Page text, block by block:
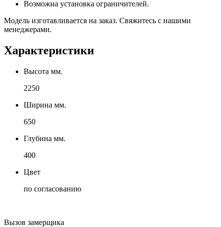
Возможна установка ограничителей.
Модель изготавливается на заказ. Свяжитесь с нашими
менеджерами.
Характеристики
Высота мм.
2250
Ширина мм.
650
Глубина мм.
400
Цвет
по согласованию
Вызов замерщика